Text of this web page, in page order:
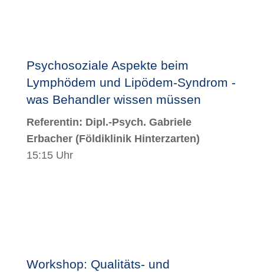
Psychosoziale Aspekte beim
Lymphödem und Lipödem-Syndrom -
was Behandler wissen müssen
Referentin: Dipl.-Psych. Gabriele
Erbacher(Földiklinik Hinterzarten)
15:15 Uhr
Workshop: Qualitäts- und